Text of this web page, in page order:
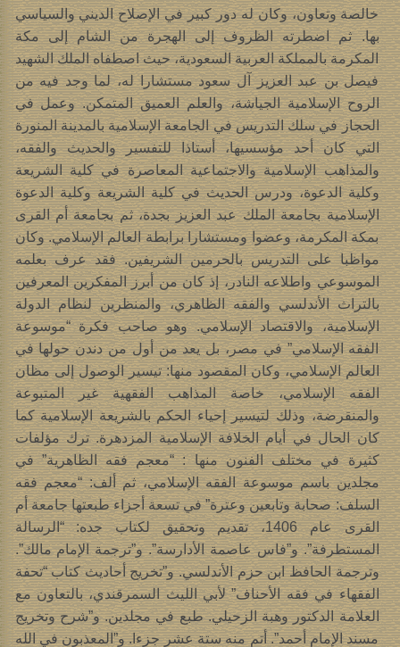
خالصة وتعاون، وكان له دور كبير في الإصلاح الديني والسياسي
بها. ثم اضطرته الظروف إلى الهجرة من الشام إلى مكة
المكرمة بالمملكة العربية السعودية، حيث اصطفاه الملك الشهيد
فيصل بن عبد العزيز آل سعود مستشارا له، لما وجد فيه من
الروح الإسلامية الجياشة، والعلم العميق المتمكن. وعمل في
الحجاز في سلك التدريس في الجامعة الإسلامية بالمدينة المنورة
التي كان أحد مؤسسيها، أستاذا للتفسير والحديث والفقه،
والمذاهب الإسلامية والاجتماعية المعاصرة في كلية الشريعة
وكلية الدعوة، ودرس الحديث في كلية الشريعة وكلية الدعوة
الإسلامية بجامعة الملك عبد العزيز بجدة، ثم بجامعة أم القرى
بمكة المكرمة، وعضوا ومستشارا برابطة العالم الإسلامي. وكان
مواظبا على التدريس بالحرمين الشريفين. فقد عرف بعلمه
الموسوعي واطلاعه النادر، إذ كان من أبرز المفكرين المعرفين
بالتراث الأندلسي والفقه الظاهري، والمنظرين لنظام الدولة
الإسلامية، والاقتصاد الإسلامي. وهو صاحب فكرة “موسوعة
الفقه الإسلامي” في مصر، بل يعد من أول من دندن حولها في
العالم الإسلامي، وكان المقصود منها: تيسير الوصول إلى مظان
الفقه الإسلامي، خاصة المذاهب الفقهية غير المتبوعة
والمنقرضة، وذلك لتيسير إحياء الحكم بالشريعة الإسلامية كما
كان الحال في أيام الخلافة الإسلامية المزدهرة. ترك مؤلفات
كثيرة في مختلف الفنون منها : “معجم فقه الظاهرية” في
مجلدين باسم موسوعة الفقه الإسلامي، ثم ألف: “معجم فقه
السلف: صحابة وتابعين وعترة” في تسعة أجزاء طبعتها جامعة أم
القرى عام 1406، تقديم وتحقيق لكتاب جده: “الرسالة
المستطرفة”. و”فاس عاصمة الأدارسة”. و”ترجمة الإمام مالك”.
وترجمة الحافظ ابن حزم الأندلسي. و”تخريج أحاديث كتاب “تحفة
الفقهاء في فقه الأحناف” لأبي الليث السمرقندي، بالتعاون مع
العلامة الدكتور وهبة الزحيلي. طبع في مجلدين. و”شرح وتخريج
مسند الإمام أحمد”. أتم منه ستة عشر جزءا. و”المعذبون في الله